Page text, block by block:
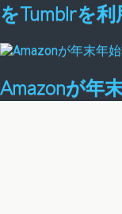
をTumblrを
Amazonが年